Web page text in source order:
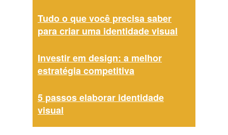
Tudo o que você precisa saber
para criar uma identidade visual
Investir em design: a melhor
estratégia competitiva
5 passos elaborar identidade
visual